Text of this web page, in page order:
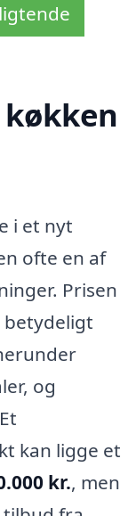
i et nyt
ofte en af
Prisen
betydeligt
og
kan ligge et
kr., men